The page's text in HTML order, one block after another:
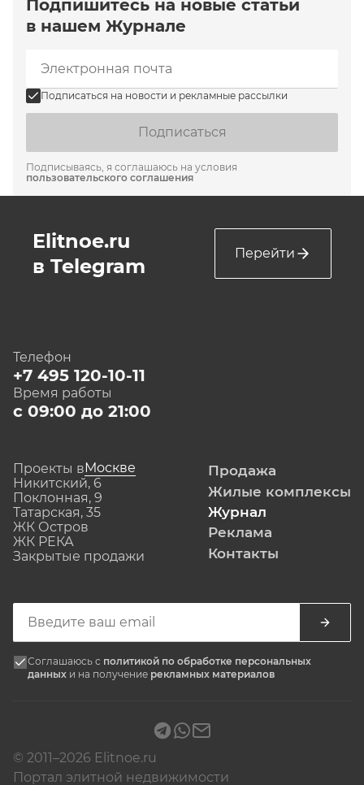
Подпишитесь на новые статьи
в нашем Журнале
Подписаться на новости и рекламные рассылки
Подписаться
Подписываясь, я соглашаюсь на условия
пользовательского соглашения
Elitnoe.ru
в Telegram
Перейти
Телефон
+7 495 120-10-11
Время работы
с 09:00 до 21:00
Проекты вМоскве
Никитский, 6
Поклонная, 9
Татарская, 35
ЖК Остров
ЖК РЕКА
Закрытые продажи
Продажа
Жилые комплексы
Журнал
Реклама
Контакты
Соглашаюсь с политикой по обработке персональных
данных и на получение рекламных материалов
© 2011–2026 Elitnoe.ru
Портал элитной недвижимости